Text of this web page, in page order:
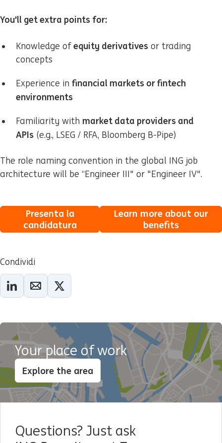
You'll get extra points for:
Knowledge ofequity derivatives or trading
concepts
Experience in financial markets or fintech
environments
Familiarity with market data providers and
APIs (e.g., LSEG / RFA, Bloomberg B-Pipe)
The role naming convention in the global ING job
architecture will be “Engineer III" or "Engineer IV".
Presenta la
candidatura
Learn more about our
benefits
Condividi
Your place of work
Explore the area
Questions? Just ask